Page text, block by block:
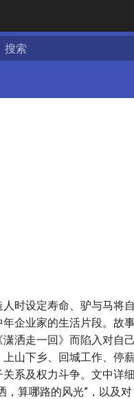
时设定寿命、驴与马将自
企业家的生活片段。故
洒走一回》而陷入对自己
山下乡、回城工作、停
系及权力斗争。文中详细
，算哪路的风光”，以及对